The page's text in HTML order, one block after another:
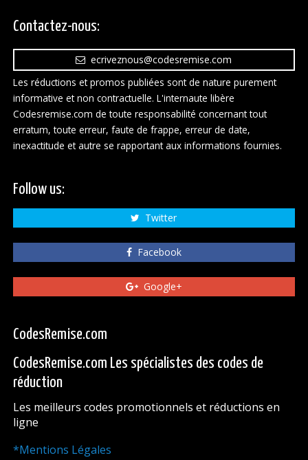
Contactez-nous:
ecriveznous@codesremise.com
Les réductions et promos publiées sont de nature purement
informative et non contractuelle. L'internaute libère
Codesremise.com de toute responsabilité concernant tout
erratum, toute erreur, faute de frappe, erreur de date,
inexactitude et autre se rapportant aux informations fournies.
Follow us:
Twitter
Facebook
Google+
CodesRemise.com
CodesRemise.com Les spécialistes des codes de
réduction
Les meilleurs codes promotionnels et réductions en
ligne
*Mentions Légales